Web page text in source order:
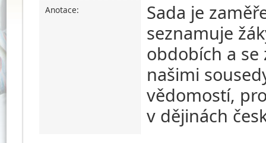
Anotace:
Sada je
seznamuje
obdobích a
našimi
vědomostí,
v dějinách